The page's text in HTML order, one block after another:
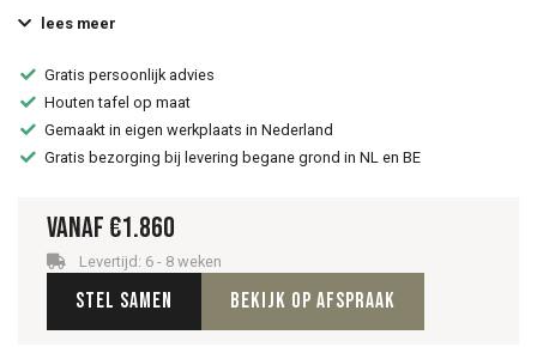
lees meer
Gratis persoonlijk advies
Houten tafel op maat
Gemaakt in eigen werkplaats in Nederland
Gratis bezorging bij levering begane grond in NL en BE
Vanaf €1.860
Levertijd: 6 - 8 weken
Stel samen Bekijk op afspraak